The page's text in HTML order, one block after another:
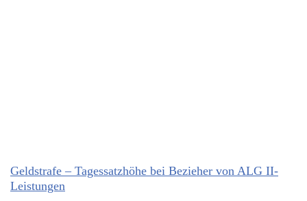
Geldstrafe – Tagessatzhöhe bei Bezieher von ALG II-
Leistungen